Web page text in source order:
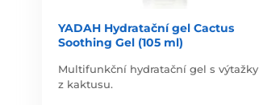
YADAH Hydratační gel Cactus
Soothing Gel (105 ml)
Multifunkční hydratační gel s výtažky
z kaktusu.